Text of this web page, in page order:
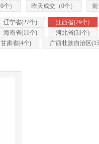
0个） 昨天成交（0个）
辽宁省(27个) 江西省(29个)
海南省(11个) 河北省(31个)
甘肃省(4个) 广西壮族自治区(15